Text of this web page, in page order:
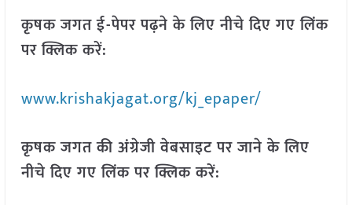
कृषक जगत ई-पेपर पढ़ने के लिए नीचे दिए गए लिंक
पर क्लिक करें:
www.krishakjagat.org/kj_epaper/
कृषक जगत की अंग्रेजी वेबसाइट पर जाने के लिए
नीचे दिए गए लिंक पर क्लिक करें: